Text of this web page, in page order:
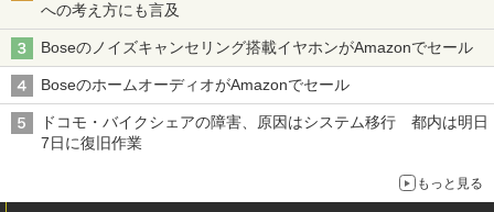
への考え方にも言及
Boseのノイズキャンセリング搭載イヤホンがAmazonでセール
BoseのホームオーディオがAmazonでセール
ドコモ・バイクシェアの障害、原因はシステム移行 都内は明日
7日に復旧作業
もっと見る